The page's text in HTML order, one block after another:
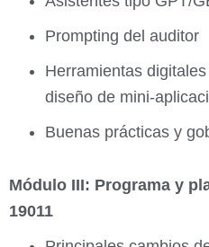
Prompting del auditor
Herramientas
diseño de mini-
Buenas prácticas y
Módulo III: Programa y
19011